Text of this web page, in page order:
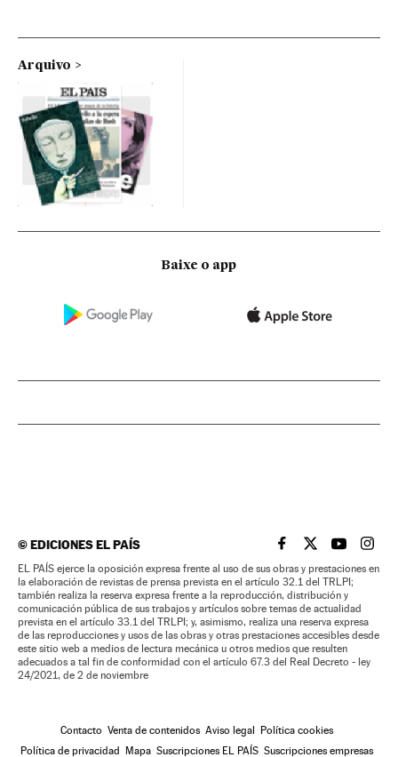
Arquivo
Baixe o app
©EDICIONES EL PAÍS EL PAÍS BRASIL EN
EL PAÍSEL PAÍS
EL
EL PAÍS ejerce la oposición expresa frente al uso de sus obras y prestaciones en
la elaboración de revistas de prensa prevista en el artículo 32.1 del TRLPI;
también realiza la reserva expresa frente a la reproducción, distribución y
comunicación pública de sus trabajos y artículos sobre temas de actualidad
prevista en el artículo 33.1 del TRLPI; y, asimismo, realiza una reserva expresa
de las reproducciones y usos de las obras y otras prestaciones accesibles desde
este sitio web a medios de lectura mecánica u otros medios que resulten
adecuados a tal fin de conformidad con el artículo 67.3 del Real Decreto - ley
24/2021, de 2 de noviembre
Contacto Venta de contenidos Aviso legal Política cookies
Política de privacidad Mapa Suscripciones EL PAÍS Suscripciones empresas